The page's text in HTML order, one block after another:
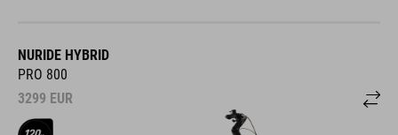
NURIDE HYBRID
PRO 800
3299 EUR